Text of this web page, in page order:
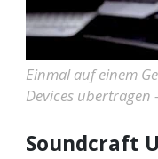
Einmal auf einem
Devices übertragen
Soundcraft